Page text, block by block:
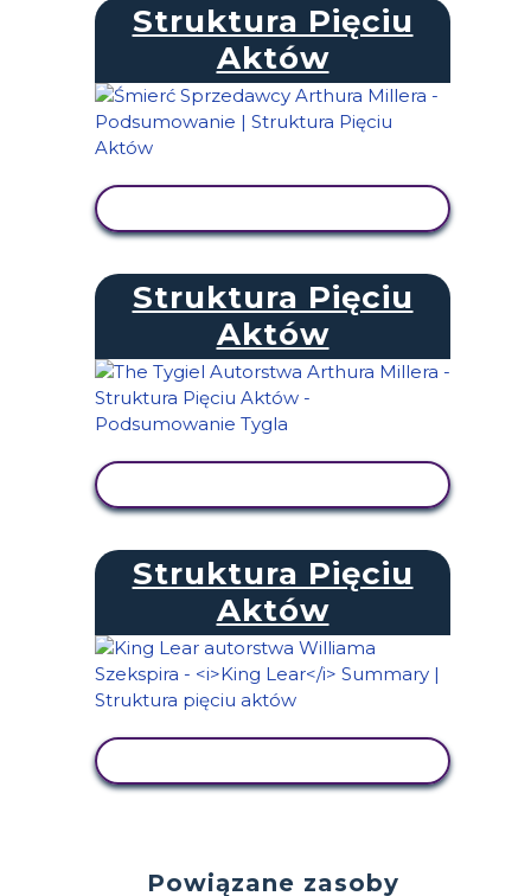
Struktura Pięciu
Aktów
Struktura Pięciu
Aktów
Struktura Pięciu
Aktów
Powiązane zasoby